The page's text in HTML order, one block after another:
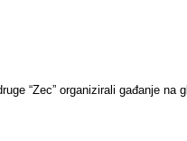
“Zec” organizirali gađanje na